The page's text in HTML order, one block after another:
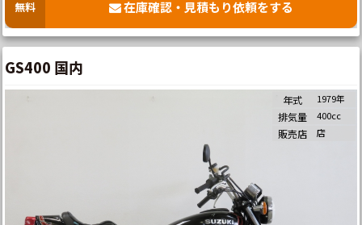
無料 在庫確認・見積もり依頼をする
GS400 国内
年式 1979年
排気量 400cc
販売店 店